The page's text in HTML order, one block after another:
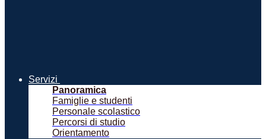
Servizi
Panoramica
Famiglie e studenti
Personale scolastico
Percorsi di studio
Orientamento